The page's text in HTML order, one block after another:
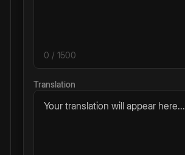
0 / 1500
Translation
Your translation will appear here...